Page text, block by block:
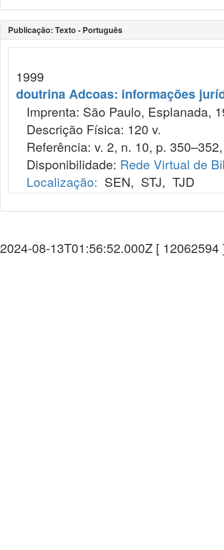
Publicação: Texto - Português
1999
doutrina Adcoas: informações
Imprenta: São Paulo, Esplanada,
Descrição Física: 120 v.
Referência: v. 2, n. 10, p.
Disponibilidade: Rede Virtual de
Localização: SEN, STJ, TJD
2024-08-13T01:56:52.000Z [ 12062594